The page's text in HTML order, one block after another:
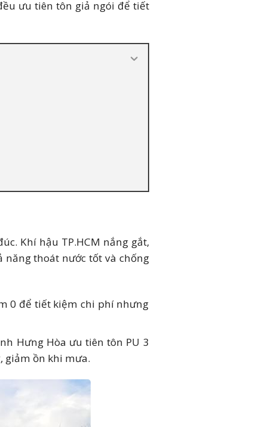
ưu tiên tôn giả ngói để tiết
Khí hậu TP.HCM nắng gắt,
năng thoát nước tốt và chống
0 để tiết kiệm chi phí nhưng
Hưng Hòa ưu tiên tôn PU 3
giảm ồn khi mưa.